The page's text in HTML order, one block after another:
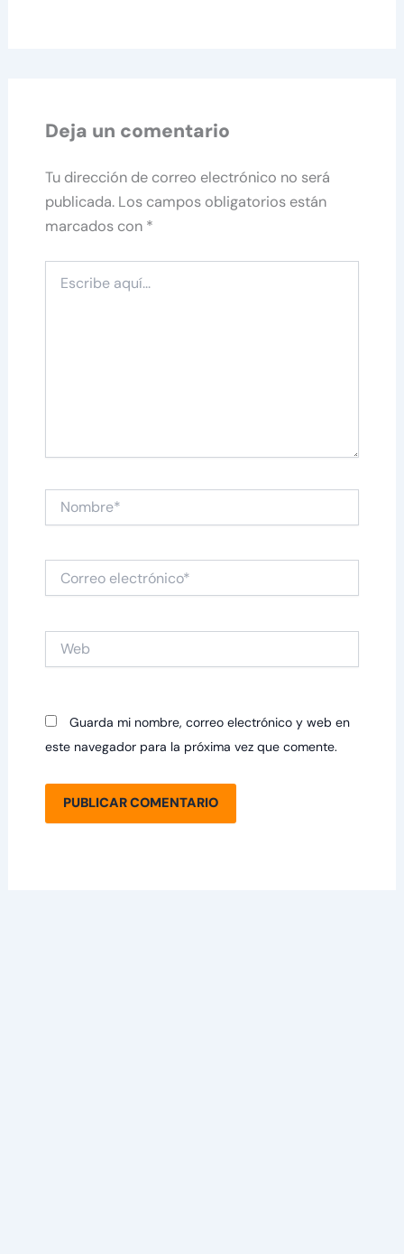
Deja un comentario
Tu dirección de correo electrónico no será
publicada. Los campos obligatorios están
marcados con *
aquí...
electrónico*
Guarda mi nombre, correo electrónico y web en
este navegador para la próxima vez que comente.